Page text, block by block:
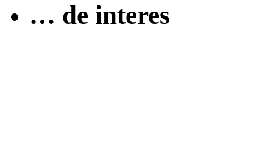
… de interes